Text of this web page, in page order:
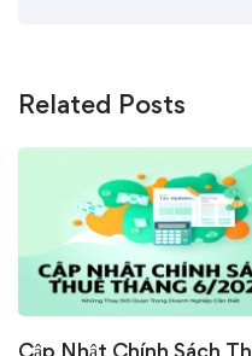
Related Posts
Cập Nhật Chính Sách